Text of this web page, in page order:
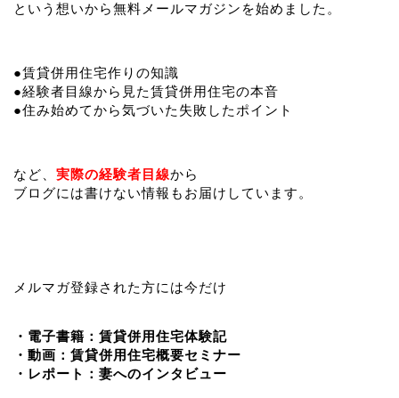
という想いから無料メールマガジンを始めました。
●賃貸併用住宅作りの知識
●経験者目線から見た賃貸併用住宅の本音
●住み始めてから気づいた失敗したポイント
など、 実際の経験者目線から
ブログには書けない情報もお届けしています。
メルマガ登録された方には今だけ
・電子書籍：賃貸併用住宅体験記
・動画：賃貸併用住宅概要セミナー
・レポート：妻へのインタビュー